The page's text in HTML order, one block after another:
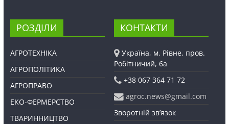
РОЗДІЛИ
АГРОТЕХНІКА
АГРОПОЛІТИКА
АГРОПРАВО
ЕКО-ФЕРМЕРСТВО
ТВАРИННИЦТВО
КОНТАКТИ
Україна, м. Рівне, пров.
Робітничий, 6а
+38 067 364 71 72
agroc.news@gmail.com
Зворотній зв’язок